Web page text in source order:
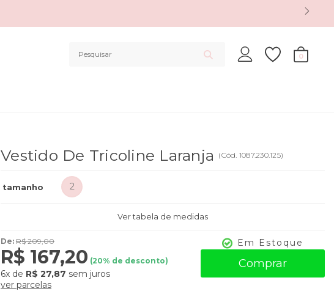
0
Vestido De Tricoline Laranja (Cód. 1087.230.125)
tamanho 2
Ver tabela de medidas
De: R$ 209,00
R$ 167,20 (20% de desconto)
6x de R$ 27,87 sem juros
ver parcelas
Em Estoque
Comprar